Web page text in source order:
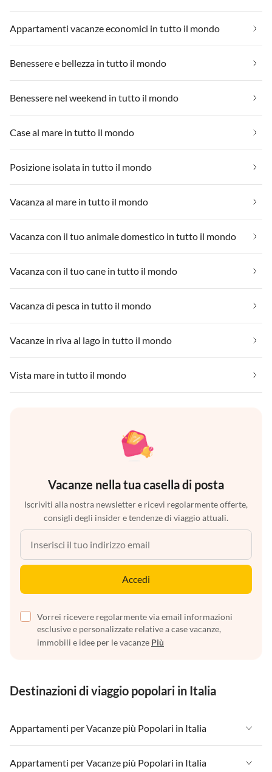
Appartamenti vacanze economici in tutto il mondo
Benessere e bellezza in tutto il mondo
Benessere nel weekend in tutto il mondo
Case al mare in tutto il mondo
Posizione isolata in tutto il mondo
Vacanza al mare in tutto il mondo
Vacanza con il tuo animale domestico in tutto il mondo
Vacanza con il tuo cane in tutto il mondo
Vacanza di pesca in tutto il mondo
Vacanze in riva al lago in tutto il mondo
Vista mare in tutto il mondo
Vacanze nella tua casella di posta
Iscriviti alla nostra newsletter e ricevi regolarmente offerte,
consigli degli insider e tendenze di viaggio attuali.
Accedi
Vorrei ricevere regolarmente via email informazioni
esclusive e personalizzate relative a case vacanze,
immobili e idee per le vacanze Più
Destinazioni di viaggio popolari in Italia
Appartamenti per Vacanze più Popolari in Italia
Appartamenti per Vacanze in Italia
Appartamenti per Vacanze più Popolari in Italia